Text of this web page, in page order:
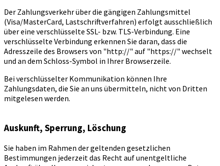
Der Zahlungsverkehr über die gängigen Zahlungsmittel
(Visa/MasterCard, Lastschriftverfahren) erfolgt ausschließlich
über eine verschlüsselte SSL- bzw. TLS-Verbindung. Eine
verschlüsselte Verbindung erkennen Sie daran, dass die
Adresszeile des Browsers von "http://" auf "https://" wechselt
und an dem Schloss-Symbol in Ihrer Browserzeile.
Bei verschlüsselter Kommunikation können Ihre
Zahlungsdaten, die Sie an uns übermitteln, nicht von Dritten
mitgelesen werden.
Auskunft, Sperrung, Löschung
Sie haben im Rahmen der geltenden gesetzlichen
Bestimmungen jederzeit das Recht auf unentgeltliche